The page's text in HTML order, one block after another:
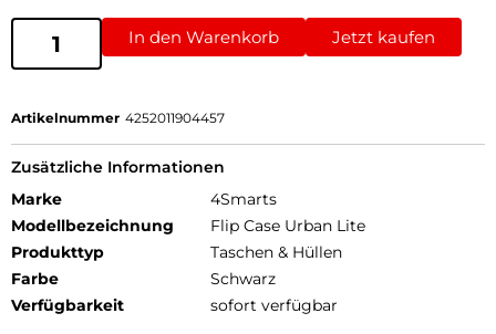
In den Warenkorb Jetzt kaufen
Artikelnummer 4252011904457
Zusätzliche Informationen
Marke
4Smarts
Modellbezeichnung
Flip Case Urban Lite
Produkttyp
Taschen & Hüllen
Farbe
Schwarz
Verfügbarkeit
sofort verfügbar